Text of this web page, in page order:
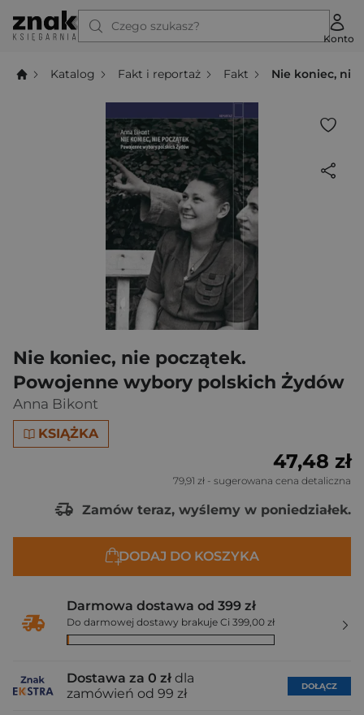
Czego szukasz?
Konto
Katalog Fakt i reportaż Fakt Nie koniec,
Nie koniec, nie początek.
Powojenne wybory polskich Żydów
Anna Bikont
KSIĄŻKA
47,48 zł
79,91 zł - sugerowana cena detaliczna
Zamów teraz, wyślemy w poniedziałek.
DODAJ DO KOSZYKA
Darmowa dostawa od 399 zł
Do darmowej dostawy brakuje Ci 399,00 zł
Dostawa za 0 zł dla
zamówień od 99 zł
DOŁĄCZ